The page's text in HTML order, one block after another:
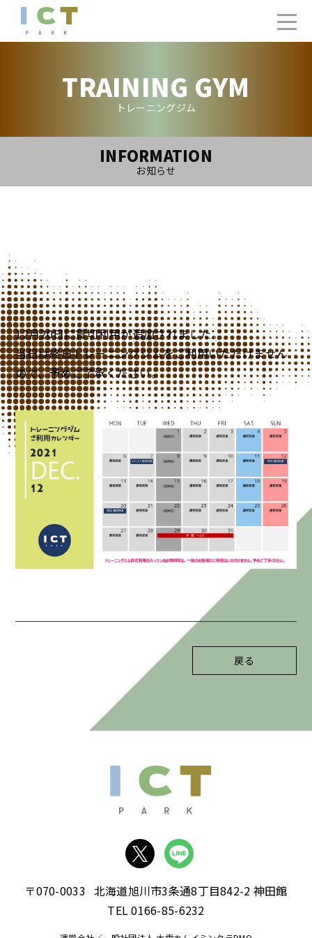
TRAINING GYM
トレーニングジム
INFORMATION
お知らせ
【追加】トレーニングジム12月ご利用カレンダ
ー
12月20日に貸切利用が追加されました。
当日は終日トレーニングジムをご利用いただけません
ので、予めご了承ください。
戻る
〒070-0033 北海道旭川市3条通8丁目842-2 神田館
TEL 0166-85-6232